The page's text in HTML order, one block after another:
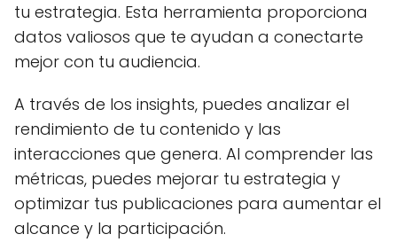
tu estrategia. Esta herramienta proporciona
datos valiosos que te ayudan a conectarte
mejor con tu audiencia.
A través de los insights, puedes analizar el
rendimiento de tu contenido y las
interacciones que genera. Al comprender las
métricas, puedes mejorar tu estrategia y
optimizar tus publicaciones para aumentar el
alcance y la participación.